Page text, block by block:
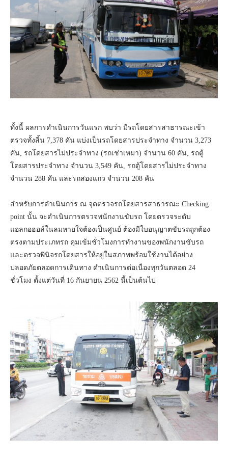
ทั้งนี้ ผลการดำเนินการวันแรก พบว่า มีรถโดยสารสาธารณะเข้า
ตรวจทั้งสิ้น 7,378 คัน แบ่งเป็นรถโดยสารประจำทาง จำนวน 3,273
คัน, รถโดยสารไม่ประจำทาง (รถเช่าเหมา) จำนวน 60 คัน, รถตู้
โดยสารประจำทาง จำนวน 3,549 คัน, รถตู้โดยสารไม่ประจำทาง
จำนวน 288 คัน และรถสองแถว จำนวน 208 คัน
สำหรับการดำเนินการ ณ จุดตรวจรถโดยสารสาธารณะ Checking
point นั้น จะดำเนินการตรวจพนักงานขับรถ โดยตรวจระดับ
แอลกอฮอล์ในลมหายใจต้องเป็นศูนย์ ต้องมีใบอนุญาตขับรถถูกต้อง
ตรงตามประเภทรถ คุมเข้มชั่วโมงการทำงานของพนักงานขับรถ
และตรวจพินิจรถโดยสารให้อยู่ในสภาพพร้อมใช้งานได้อย่าง
ปลอดภัยตลอดการเดินทาง ดำเนินการต่อเนื่องทุกวันตลอด 24
ชั่วโมง ตั้งแต่วันที่ 16 กันยายน 2562 นี้เป็นต้นไป